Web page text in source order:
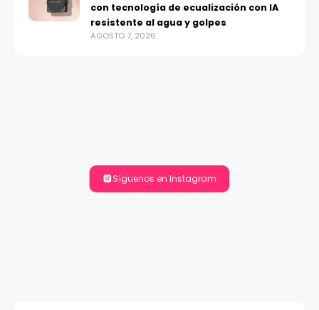
con tecnología de ecualización con IA
resistente al agua y golpes
AGOSTO 7, 2026
Síguenos en Instagram